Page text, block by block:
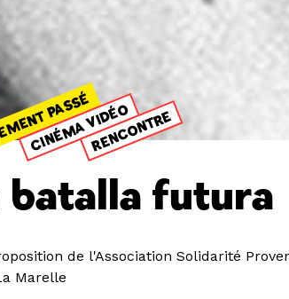
PASSÉ
CINÉMA VIDÉORENCONTRE
batalla futura
de l'Association Solidarité
Marelle